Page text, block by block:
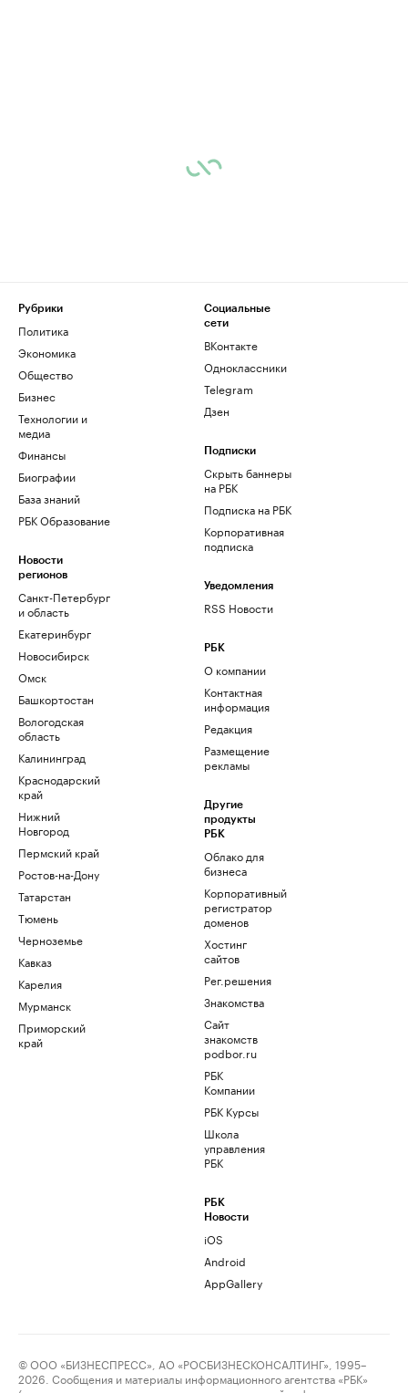
Рубрики
Политика
Экономика
Общество
Бизнес
Технологии и
медиа
Финансы
Биографии
База знаний
РБК Образование
Новости
регионов
Санкт-Петербург
и область
Екатеринбург
Новосибирск
Омск
Башкортостан
Вологодская
область
Калининград
Краснодарский
край
Нижний
Новгород
Пермский край
Ростов-на-Дону
Татарстан
Тюмень
Черноземье
Кавказ
Карелия
Мурманск
Приморский
край
Социальные
сети
ВКонтакте
Одноклассники
Telegram
Дзен
Подписки
Скрыть баннеры
на РБК
Подписка на РБК
Корпоративная
подписка
Уведомления
RSS Новости
РБК
О компании
Контактная
информация
Редакция
Размещение
рекламы
Другие
продукты
РБК
Облако для
бизнеса
Корпоративный
регистратор
доменов
Хостинг
сайтов
Рег.решения
Знакомства
Сайт
знакомств
podbor.ru
РБК
Компании
РБК Курсы
Школа
управления
РБК
РБК
Новости
iOS
Android
AppGallery
© ООО «БИЗНЕСПРЕСС», АО «РОСБИЗНЕСКОНСАЛТИНГ», 1995–
2026. Сообщения и материалы информационного агентства «РБК»